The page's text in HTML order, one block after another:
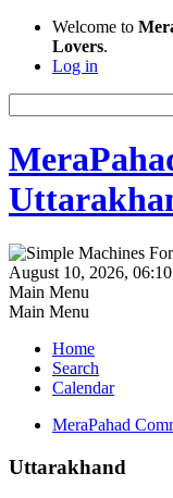
Welcome to
Lovers.
Log in
August 10, 2026,
Main Menu
Main Menu
Home
Search
Calendar
MeraPahad
Uttarakhand